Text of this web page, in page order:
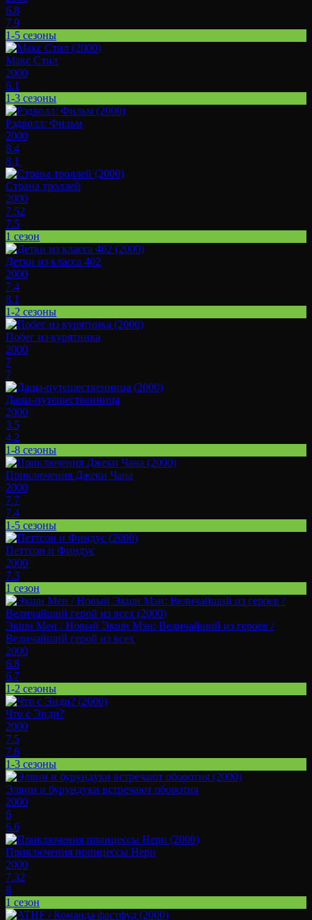
6.8
7.9
1-5 сезоны
Макс Стил
2000
6.1
1-3 сезоны
Рэдволл: Фильм
2000
8.4
8.1
Страна троллей
2000
7.52
7.5
1 сезон
Детки из класса 402
2000
7.4
8.1
1-2 сезоны
Побег из курятника
2000
7
7
Даша-путешественница
2000
3.5
4.2
1-8 сезоны
Приключения Джеки Чана
2000
7.7
7.4
1-5 сезоны
Петтсон и Финдус
2000
7.3
1 сезон
Экшн Мен / Новый Экшн Мэн: Величайший из героев /
Величайший герой из всех
2000
6.8
6.7
1-2 сезоны
Что с Энди?
2000
7.5
7.6
1-3 сезоны
Элвин и бурундуки встречают оборотня
2000
6
6.6
Приключения принцессы Нери
2000
7.32
8
1 сезон